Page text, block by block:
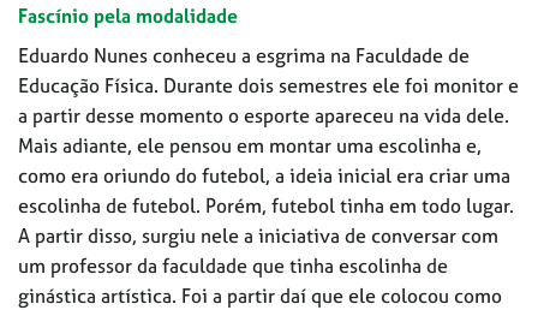
Fascínio pela modalidade
Eduardo Nunes conheceu a esgrima na Faculdade de
Educação Física. Durante dois semestres ele foi monitor e
a partir desse momento o esporte apareceu na vida dele.
Mais adiante, ele pensou em montar uma escolinha e,
como era oriundo do futebol, a ideia inicial era criar uma
escolinha de futebol. Porém, futebol tinha em todo lugar.
A partir disso, surgiu nele a iniciativa de conversar com
um professor da faculdade que tinha escolinha de
ginástica artística. Foi a partir daí que ele colocou como